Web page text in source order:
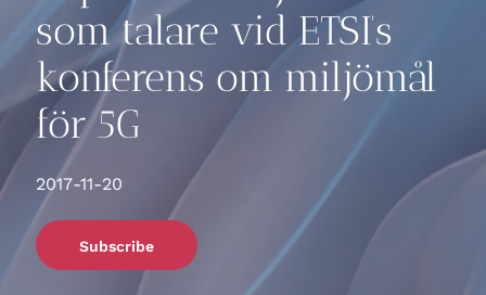
som talare vid ETSI’s
konferens om miljömål
för 5G
2017-11-20
Subscribe